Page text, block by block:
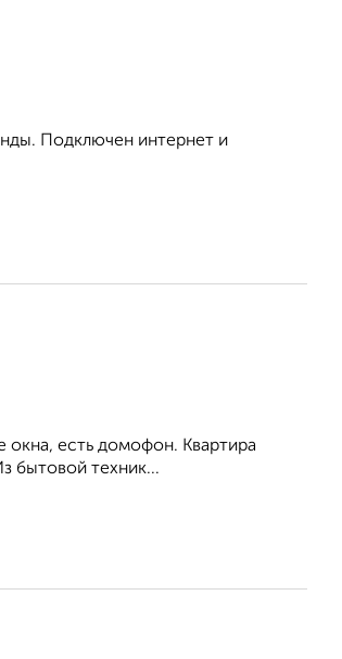
Подключен интернет и
окна, есть домофон. Квартира
бытовой техник...